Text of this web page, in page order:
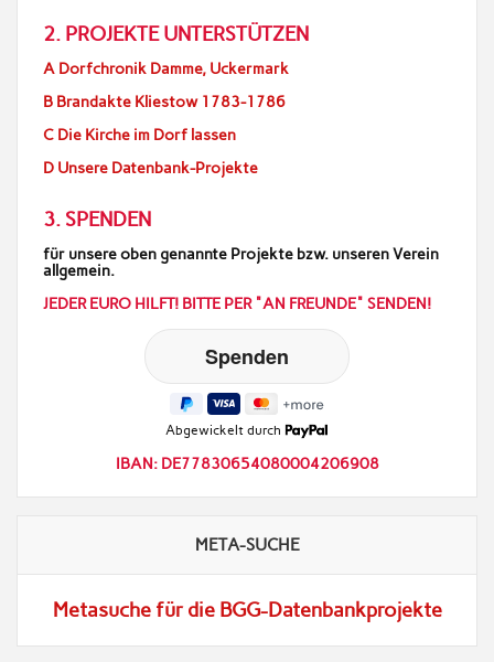
2. PROJEKTE UNTERSTÜTZEN
A Dorfchronik Damme, Uckermark
B Brandakte Kliestow 1783-1786
C Die Kirche im Dorf lassen
D Unsere Datenbank-Projekte
3. SPENDEN
für unsere oben genannte Projekte bzw. unseren Verein
allgemein.
JEDER EURO HILFT! BITTE PER "AN FREUNDE" SENDEN!
Abgewickelt durch
IBAN: DE77830654080004206908
META-SUCHE
Metasuche für die BGG-Datenbankprojekte